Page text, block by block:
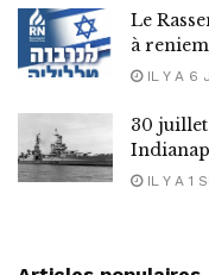
Le
à
IL Y A 6
30 juillet
IL Y A 1